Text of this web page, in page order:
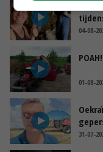
04-08-
01-08-
31-07-